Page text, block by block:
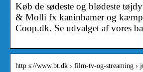
Køb de sødeste og blødeste
& Molli fx kaninbamer og
Coop.dk. Se udvalget af vores
http s://www.bt.dk › film-tv-og-streaming ›